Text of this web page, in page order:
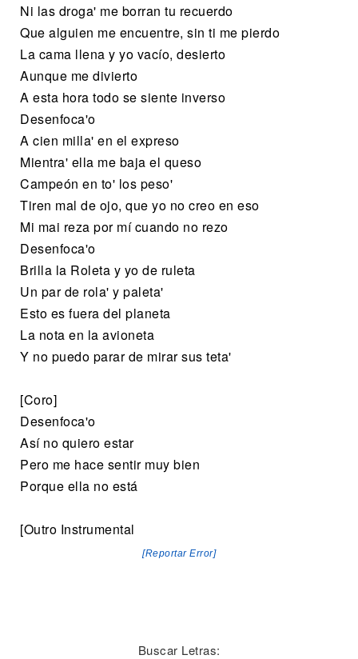
Ni las droga' me borran tu recuerdo
Que alguien me encuentre, sin ti me pierdo
La cama llena y yo vacío, desierto
Aunque me divierto
A esta hora todo se siente inverso
Desenfoca'o
A cien milla' en el expreso
Mientra' ella me baja el queso
Campeón en to' los peso'
Tiren mal de ojo, que yo no creo en eso
Mi mai reza por mí cuando no rezo
Desenfoca'o
Brilla la Roleta y yo de ruleta
Un par de rola' y paleta'
Esto es fuera del planeta
La nota en la avioneta
Y no puedo parar de mirar sus teta'
[Coro]
Desenfoca'o
Así no quiero estar
Pero me hace sentir muy bien
Porque ella no está
[Outro Instrumental
[Reportar Error]
Buscar Letras: